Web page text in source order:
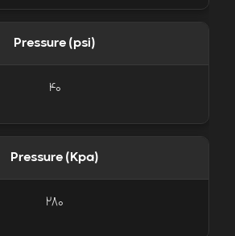
Pressure (psi)
40
Pressure (Kpa)
280